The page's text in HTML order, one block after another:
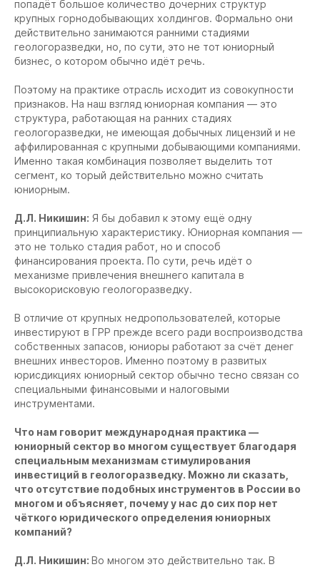
попадёт большое количество дочерних структур
крупных горнодобывающих холдингов. Формально они
действительно занимаются ранними стадиями
геологоразведки, но, по сути, это не тот юниорный
бизнес, о котором обычно идёт речь.
Поэтому на практике отрасль исходит из совокупности
признаков. На наш взгляд юниорная компания — это
структура, работающая на ранних стадиях
геологоразведки, не имеющая добычных лицензий и не
аффилированная с крупными добывающими компаниями.
Именно такая комбинация позволяет выделить тот
сегмент, ко торый действительно можно считать
юниорным.
Д.Л. Никишин: Я бы добавил к этому ещё одну
принципиальную характеристику. Юниорная компания —
это не только стадия работ, но и способ
финансирования проекта. По сути, речь идёт о
механизме привлечения внешнего капитала в
высокорисковую геологоразведку.
В отличие от крупных недропользователей, которые
инвестируют в ГРР прежде всего ради воспроизводства
собственных запасов, юниоры работают за счёт денег
внешних инвесторов. Именно поэтому в развитых
юрисдикциях юниорный сектор обычно тесно связан со
специальными финансовыми и налоговыми
инструментами.
Что нам говорит международная практика —
юниорный сектор во многом существует благодаря
специальным механизмам стимулирования
инвестиций в геологоразведку. Можно ли сказать,
что отсутствие подобных инструментов в России во
многом и объясняет, почему у нас до сих пор нет
чёткого юридического определения юниорных
компаний?
Д.Л. Никишин: Во многом это действительно так. В